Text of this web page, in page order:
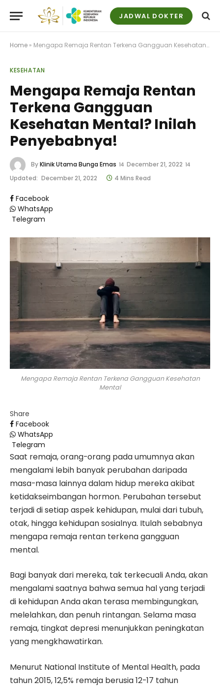
JADWAL DOKTER
Home » Mengapa Remaja Rentan Terkena Gangguan Kesehatan Mental? Inilah Penyebabnya!
KESEHATAN
Mengapa Remaja Rentan
Terkena Gangguan
Kesehatan Mental? Inilah
Penyebabnya!
ByKlinik Utama Bunga Emas
December 21, 2022
Updated: December 21, 2022 4 Mins Read
Facebook
WhatsApp
Telegram
Mengapa Remaja Rentan Terkena Gangguan Kesehatan
Mental
Share
Facebook
WhatsApp
Telegram
Saat remaja, orang-orang pada umumnya akan
mengalami lebih banyak perubahan daripada
masa-masa lainnya dalam hidup mereka akibat
ketidakseimbangan hormon. Perubahan tersebut
terjadi di setiap aspek kehidupan, mulai dari tubuh,
otak, hingga kehidupan sosialnya. Itulah sebabnya
mengapa remaja rentan terkena gangguan
mental.
Bagi banyak dari mereka, tak terkecuali Anda, akan
mengalami saatnya bahwa semua hal yang terjadi
di kehidupan Anda akan terasa membingungkan,
melelahkan, dan penuh rintangan. Selama masa
remaja, tingkat depresi menunjukkan peningkatan
yang mengkhawatirkan.
Menurut National Institute of Mental Health, pada
tahun 2015, 12,5% remaja berusia 12-17 tahun